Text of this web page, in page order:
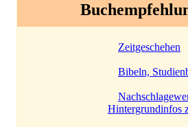
Zeitgeschehen
Bibeln,
Hintergrundinfos